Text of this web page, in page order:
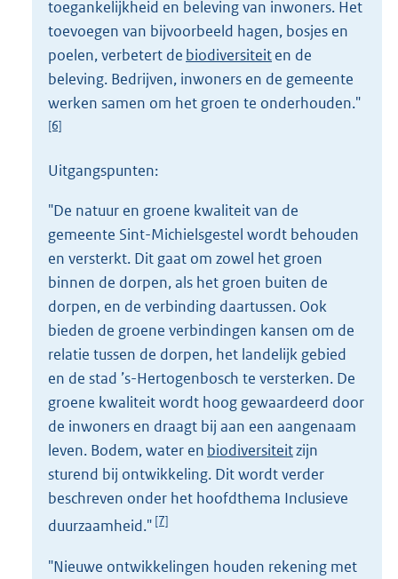
toegankelijkheid en beleving van inwoners. Het
toevoegen van bijvoorbeeld hagen, bosjes en
poelen, verbetert de biodiversiteiten de
beleving. Bedrijven, inwoners en de gemeente
werken samen om het groen te onderhouden."
[6]
Uitgangspunten:
"De natuur en groene kwaliteit van de
gemeente Sint-Michielsgestel wordt behouden
en versterkt. Dit gaat om zowel het groen
binnen de dorpen, als het groen buiten de
dorpen, en de verbinding daartussen. Ook
bieden de groene verbindingen kansen om de
relatie tussen de dorpen, het landelijk gebied
en de stad ’s-Hertogenbosch te versterken. De
groene kwaliteit wordt hoog gewaardeerd door
de inwoners en draagt bij aan een aangenaam
leven. Bodem, water en biodiversiteitzijn
sturend bij ontwikkeling. Dit wordt verder
beschreven onder het hoofdthema Inclusieve
duurzaamheid." [7]
"Nieuwe ontwikkelingen houden rekening met